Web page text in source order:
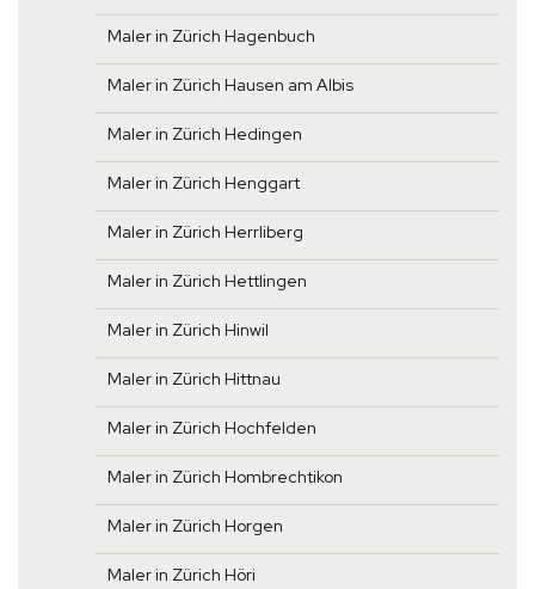
Maler in Zürich Hagenbuch
Maler in Zürich Hausen am Albis
Maler in Zürich Hedingen
Maler in Zürich Henggart
Maler in Zürich Herrliberg
Maler in Zürich Hettlingen
Maler in Zürich Hinwil
Maler in Zürich Hittnau
Maler in Zürich Hochfelden
Maler in Zürich Hombrechtikon
Maler in Zürich Horgen
Maler in Zürich Höri